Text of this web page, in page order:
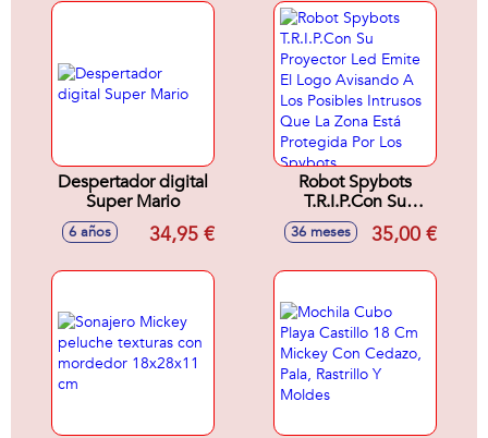
Despertador digital
Super Mario
6 años 34,95 €
Robot Spybots
T.R.I.P.Con Su
Proyector Led
Emite El Logo
Que La Zona Está
Protegida Por Los
Spybots
36 meses 35,00 €